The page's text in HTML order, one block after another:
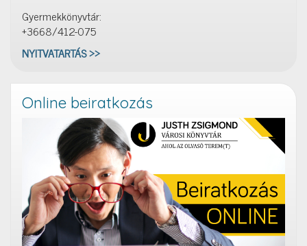
Gyermekkönyvtár:
+3668/412-075
NYITVATARTÁS >>
Online beiratkozás